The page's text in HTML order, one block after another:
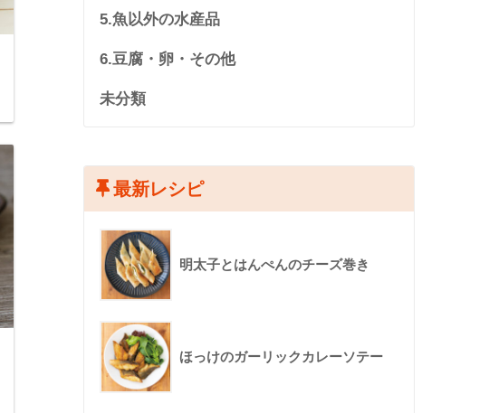
5.魚以外の水産品
6.豆腐・卵・その他
未分類
最新レシピ
明太子とはんぺんのチーズ巻き
ほっけのガーリックカレーソテー